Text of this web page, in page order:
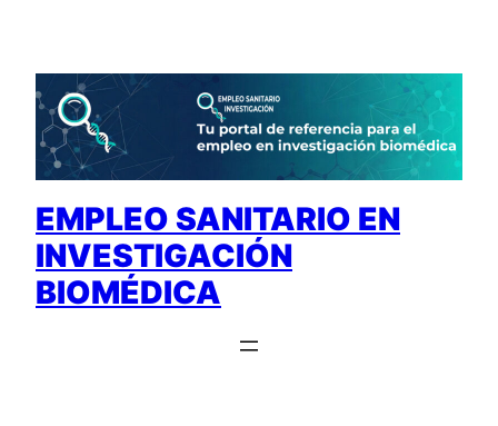
contenido
EMPLEO SANITARIO EN
INVESTIGACIÓN
BIOMÉDICA